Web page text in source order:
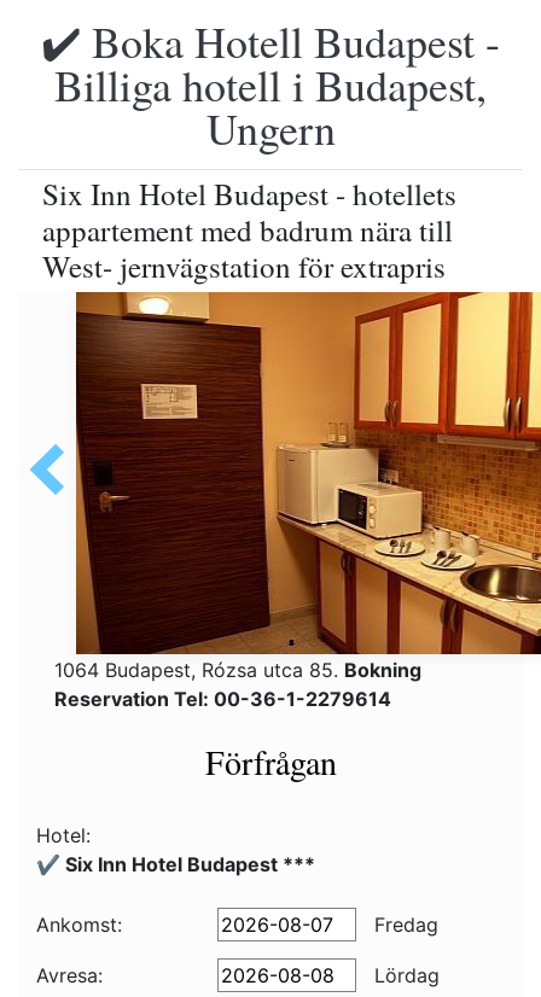
✔️ Boka Hotell Budapest -
Billiga hotell i Budapest,
Ungern
Six Inn Hotel Budapest - hotellets
appartement med badrum nära till
West- jernvägstation för extrapris
1064 Budapest, Rózsa utca 85. Bokning
Reservation Tel: 00-36-1-2279614
Förfrågan
Hotel:
✔️ Six Inn Hotel Budapest ***
Ankomst: Fredag
Avresa:
Lördag